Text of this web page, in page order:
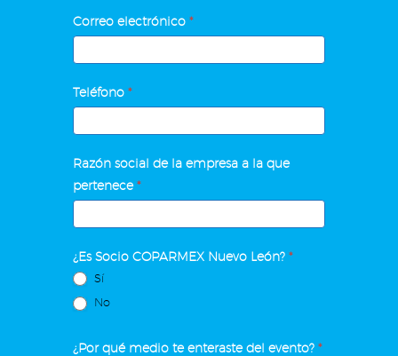
Correo electrónico *
Teléfono *
Razón social de la empresa a la que
pertenece*
¿Es Socio COPARMEX Nuevo León? *
Sí
No
¿Por qué medio te enteraste del evento? *